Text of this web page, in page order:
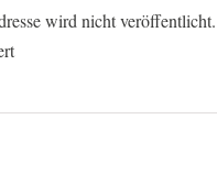
wird nicht veröffentlicht.